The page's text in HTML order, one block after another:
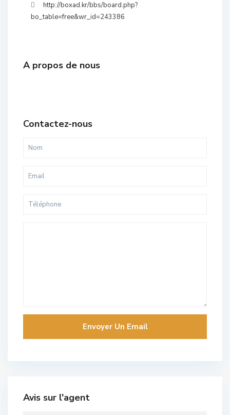
http://boxad.kr/bbs/board.php?
bo_table=free&wr_id=243386
A propos de nous
Contactez-nous
Avis sur l'agent